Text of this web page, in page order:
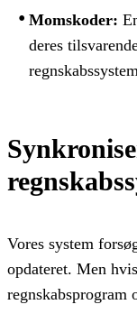
Momskoder:
deres
Vores system
opdateret. Men
regnskabsprogram